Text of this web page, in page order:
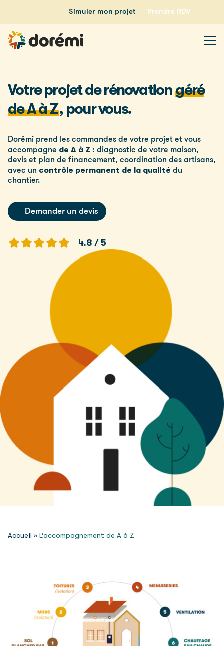
Simuler mon projet Prendre RDV
Votre projet de rénovation géré
de A à Z, pour vous.
Dorémi prend les commandes de votre projet et vous
accompagne de A à Z : diagnostic de votre maison,
devis et plan de financement, coordination des artisans,
avec un contrôle permanent de la qualité du
chantier.
Demander un devis
4.8 / 5
Accueil » L’accompagnement de A à Z